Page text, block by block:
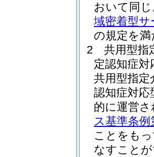
おいて同じ
域密着型サ
の規定を
2
共用型指
定認知症
共用型指定
認知症対
的に運営
ス基準条例
ことをも
なすこと